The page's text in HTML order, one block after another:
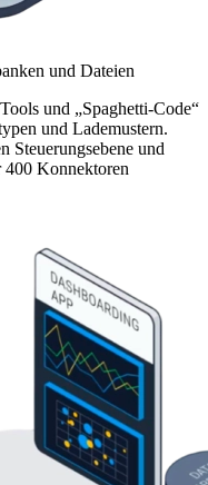
und Dateien
und „Spaghetti-Code“
und Lademustern.
Steuerungsebene und
400 Konnektoren